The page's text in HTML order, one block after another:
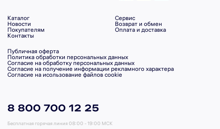
Каталог
Новости
Покупателям
Контакты
Сервис
Возврат и обмен
Оплата и доставка
Публичная оферта
Политика обработки персональных данных
Согласие на обработку персональных данных
Согласие на получение информации рекламного характера
Согласие на исользование файлов cookie
8 800 700 12 25
Бесплатная горячая линия 08:00 - 19:00 МСК